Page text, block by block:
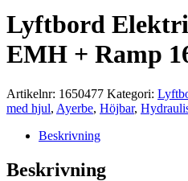
Lyftbord
EMH + Ramp
Artikelnr: 1650477 Kategori:
med hjul, Ayerbe, Höjbar,
Beskrivning
Beskrivning